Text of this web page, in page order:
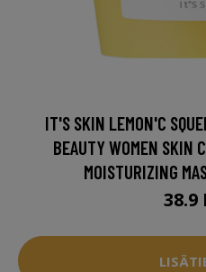
IT'S SKIN LEMON'C
BEAUTY WOMEN SKIN
MOISTURIZING
38.9